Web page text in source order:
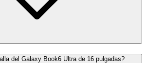
del Galaxy Book6 Ultra de 16 pulgadas?